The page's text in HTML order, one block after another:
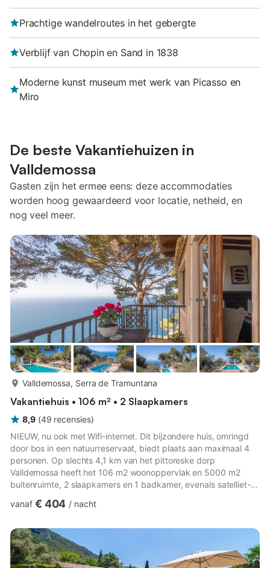
Prachtige wandelroutes in het gebergte
Verblijf van Chopin en Sand in 1838
Moderne kunst museum met werk van Picasso en
Miro
De beste Vakantiehuizen in
Valldemossa
Gasten zijn het ermee eens: deze accommodaties
worden hoog gewaardeerd voor locatie, netheid, en
nog veel meer.
Valldemossa, Serra de Tramuntana
Vakantiehuis • 106 m² • 2 Slaapkamers
8,9 (49 recensies)
NIEUW, nu ook met Wifi-internet. Dit bijzondere huis, omringd
door bos in een natuurreservaat, biedt plaats aan maximaal 4
personen. Op slechts 4,1 km van het pittoreske dorp
Valldemossa heeft het 106 m2 woonoppervlak en 5000 m2
buitenruimte, 2 slaapkamers en 1 badkamer, evenals satelliet-
parkeerplaats (3 parkeerplaatsen) en een fietsenstalling, een
privézwembad (9mx4m). Als u met een grote groep reist,
kunnen wij het naastgelegen zusterhuis aanbieden (Son
Galceran Petit), zodat we pla...
vanaf € 404 / nacht